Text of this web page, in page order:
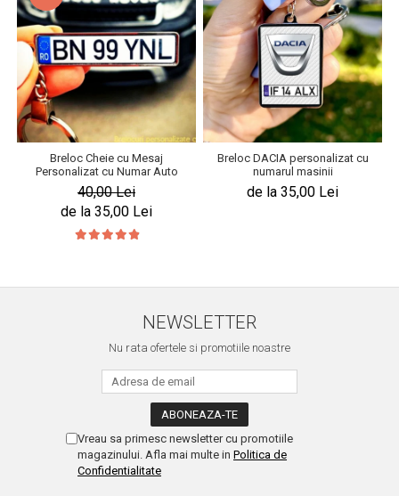
Breloc Cheie cu Mesaj
Personalizat cu Numar Auto
40,00 Lei
de la 35,00 Lei
Breloc DACIA personalizat cu
numarul masinii
de la 35,00 Lei
NEWSLETTER
Nu rata ofertele si promotiile noastre
Vreau sa primesc newsletter cu promotiile
magazinului. Afla mai multe in Politica de
Confidentialitate